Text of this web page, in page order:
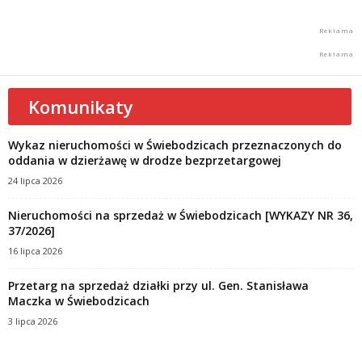
Komunikaty
Wykaz nieruchomości w Świebodzicach przeznaczonych do
oddania w dzierżawę w drodze bezprzetargowej
24 lipca 2026
Nieruchomości na sprzedaż w Świebodzicach [WYKAZY NR 36,
37/2026]
16 lipca 2026
Przetarg na sprzedaż działki przy ul. Gen. Stanisława
Maczka w Świebodzicach
3 lipca 2026